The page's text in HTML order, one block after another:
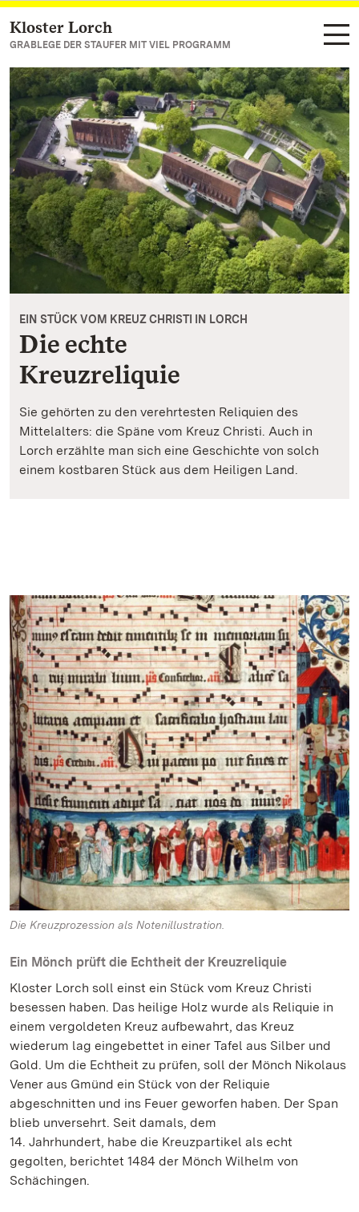
Zum Hauptinhalt springen
Kloster Lorch
GRABLEGE DER STAUFER MIT VIEL PROGRAMM
EIN STÜCK VOM KREUZ CHRISTI IN LORCH
Die echte
Kreuzreliquie
Sie gehörten zu den verehrtesten Reliquien des
Mittelalters: die Späne vom Kreuz Christi. Auch in
Lorch erzählte man sich eine Geschichte von solch
einem kostbaren Stück aus dem Heiligen Land.
Die Kreuzprozession als Notenillustration.
Ein Mönch prüft die Echtheit der Kreuzreliquie
Kloster Lorch soll einst ein Stück vom Kreuz Christi
besessen haben. Das heilige Holz wurde als Reliquie in
einem vergoldeten Kreuz aufbewahrt, das Kreuz
wiederum lag eingebettet in einer Tafel aus Silber und
Gold. Um die Echtheit zu prüfen, soll der Mönch Nikolaus
Vener aus Gmünd ein Stück von der Reliquie
abgeschnitten und ins Feuer geworfen haben. Der Span
blieb unversehrt. Seit damals, dem
14. Jahrhundert, habe die Kreuzpartikel als echt
gegolten, berichtet 1484 der Mönch Wilhelm von
Schächingen.